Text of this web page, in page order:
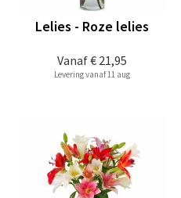
Vanaf€ 21,95
Lelies - Roze lelies
Levering vanaf 11 aug